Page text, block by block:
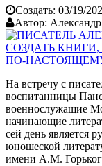
Создать: 03/19/
Автор:
На встречу с
воспитанницы
военнослужащие
начинающие
сей день является
юношеской
имени А.М.